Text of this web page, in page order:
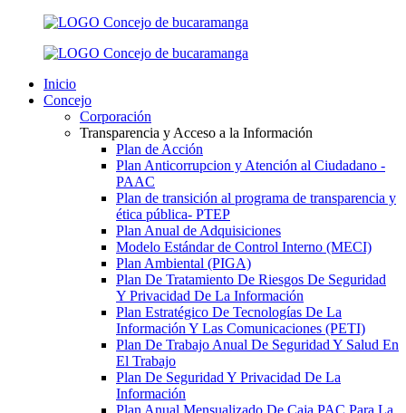
Inicio
Concejo
Corporación
Transparencia y Acceso a la Información
Plan de Acción
Plan Anticorrupcion y Atención al Ciudadano -
PAAC
Plan de transición al programa de transparencia y
ética pública- РТЕР
Plan Anual de Adquisiciones
Modelo Estándar de Control Interno (MECI)
Plan Ambiental (PIGA)
Plan De Tratamiento De Riesgos De Seguridad
Y Privacidad De La Información
Plan Estratégico De Tecnologías De La
Información Y Las Comunicaciones (PETI)
Plan De Trabajo Anual De Seguridad Y Salud En
El Trabajo
Plan De Seguridad Y Privacidad De La
Información
Plan Anual Mensualizado De Caja PAC Para La